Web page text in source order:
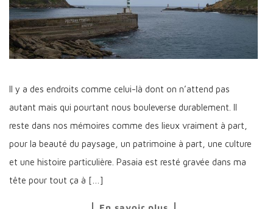
Il y a des endroits comme celui-là dont on n’attend pas
autant mais qui pourtant nous bouleverse durablement. Il
reste dans nos mémoires comme des lieux vraiment à part,
pour la beauté du paysage, un patrimoine à part, une culture
et une histoire particulière. Pasaia est resté gravée dans ma
tête pour tout ça à […]